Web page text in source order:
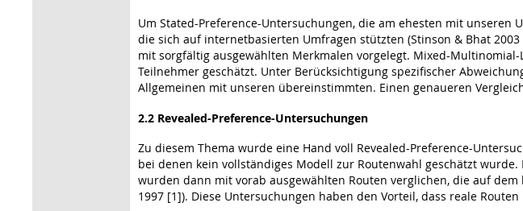
Um Stated-Preference-Untersuchungen, die am ehesten mit
die sich auf internetbasierten Umfragen stützten (Stinson & Bhat
mit sorgfältig ausgewählten Merkmalen vorgelegt. Mixed-
Teilnehmer geschätzt. Unter Berücksichtigung spezifischer
Allgemeinen mit unseren übereinstimmten. Einen genaueren
2.2 Revealed-Preference-Untersuchungen
Zu diesem Thema wurde eine Hand voll Revealed-Preference-
bei denen kein vollständiges Modell zur Routenwahl geschätzt
wurden dann mit vorab ausgewählten Routen verglichen, die auf
1997 [1]). Diese Untersuchungen haben den Vorteil, dass reale